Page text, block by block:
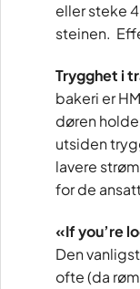
eller steke
steinen.
Trygghet i
bakeri er
døren
utsiden
lavere
for de
«If you’re
Den
ofte (da